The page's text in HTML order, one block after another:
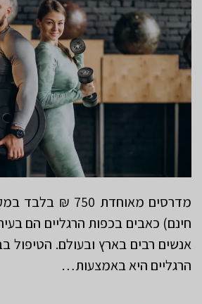
חינם) כאבים בכפות הרגליים הם
אנשים רבים בארץ ובעולם. הטיפול
הרגליים היא באמצעות…